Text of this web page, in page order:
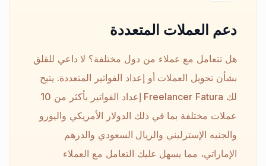
دعم العملات المتعددة
هل تتعامل مع عملاء من دول مختلفة؟ لا داعي للقلق
بشأن تحويل العملات أو إعداد الفواتير المتعددة. يتيح
لك Freelancer Fatura إعداد الفواتير بأكثر من 10
عملات مختلفة بما في ذلك الدولار الأمريكي واليورو
والجنيه الإسترليني والريال السعودي والدرهم
الإماراتي، مما يسهل عليك التعامل مع العملاء